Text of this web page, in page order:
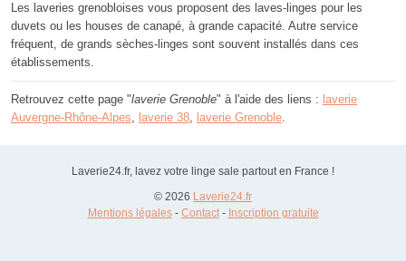
Les laveries grenobloises vous proposent des laves-linges pour les
duvets ou les houses de canapé, à grande capacité. Autre service
fréquent, de grands sèches-linges sont souvent installés dans ces
établissements.
Retrouvez cette page "laverie Grenoble" à l'aide des liens : laverie
Auvergne-Rhône-Alpes, laverie 38, laverie Grenoble.
Laverie24.fr, lavez votre linge sale partout en France !
© 2026 Laverie24.fr
Mentions légales- Contact- Inscription gratuite